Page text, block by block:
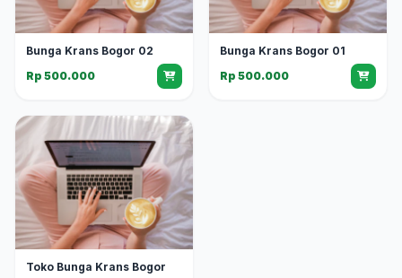
Bunga Krans Bogor 02
Rp 500.000
Bunga Krans Bogor 01
Rp 500.000
Toko Bunga Krans Bogor